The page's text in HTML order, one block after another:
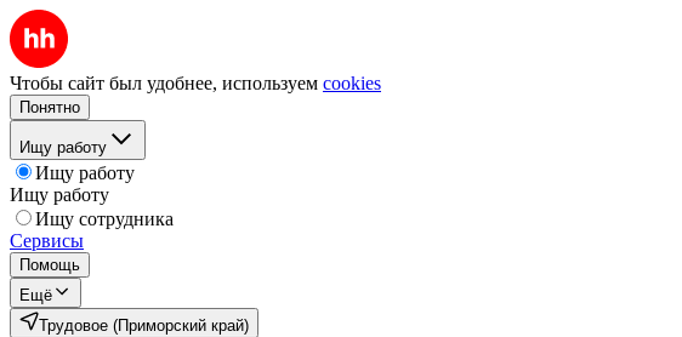
Чтобы сайт был удобнее, используем cookies
Понятно
Ищу работу
Ищу работу
Ищу работу
Ищу сотрудника
Сервисы
Помощь
Ещё
Трудовое (Приморский край)